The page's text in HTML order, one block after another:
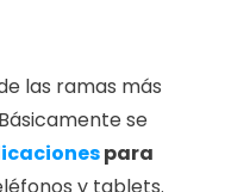
las ramas más
se
para
y tablets.